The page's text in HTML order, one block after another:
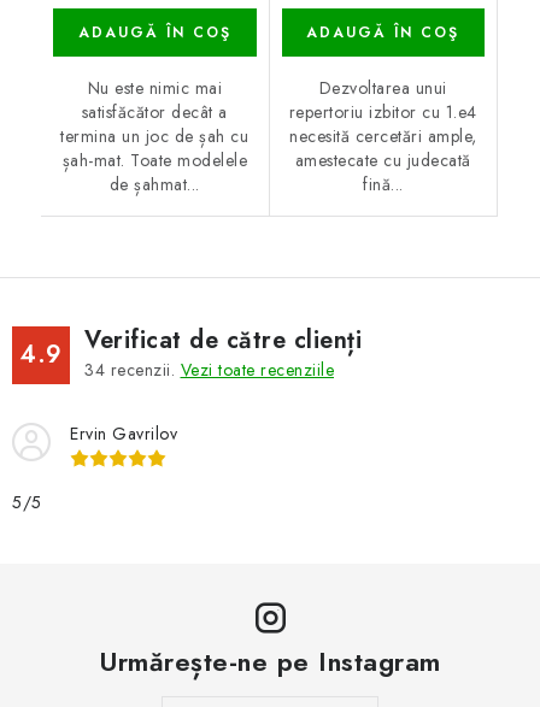
ADAUGĂ ÎN COŞ
Nu este nimic mai
satisfăcător decât a
termina un joc de șah cu
șah-mat. Toate modelele
de șahmat...
ADAUGĂ ÎN COŞ
Dezvoltarea unui
repertoriu izbitor cu 1.e4
necesită cercetări ample,
amestecate cu judecată
fină...
4.9 Verificat de către clienți
34 recenzii. Vezi toate recenziile
Ervin Gavrilov
5/5
Urmărește-ne pe Instagram